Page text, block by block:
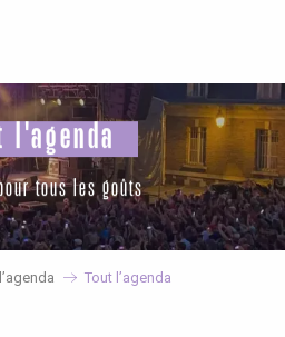
l'agenda
tous les goûts
Tout l’agenda